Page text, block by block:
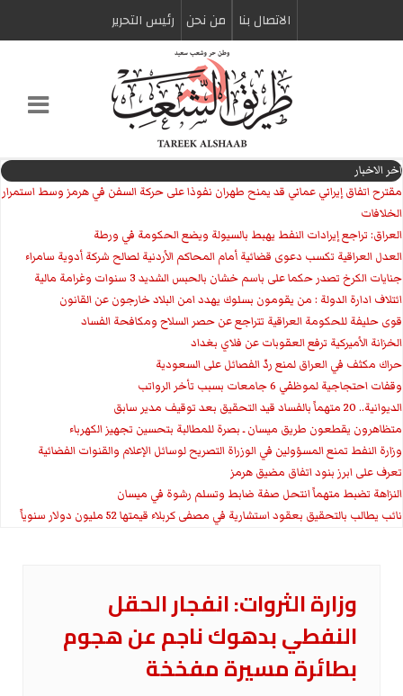
الاتصال بنا من نحن رئیس التحریر
اخر الاخبار
مقترح اتفاق إيراني عماني قد يمنح طهران نفوذا على حركة السفن في هرمز وسط استمرار
الخلافات
العراق: تراجع إيرادات النفط يهبط بالسيولة ويضع الحكومة في ورطة
العدل العراقية تكسب دعوى قضائية أمام المحاكم الأردنية لصالح شركة أدوية سامراء
جنايات الكرخ تصدر حكما على باسم خشان بالحبس الشديد 3 سنوات وغرامة مالية
ائتلاف ادارة الدولة : من يقومون بسلوك يهدد امن البلاد خارجون عن القانون
قوى حليفة للحكومة العراقية تتراجع عن حصر السلاح ومكافحة الفساد
الخزانة الأميركية ترفع العقوبات عن فلاي بغداد
حراك مكثف في العراق لمنع ردّ الفصائل على السعودية
وقفات احتجاجية لموظفي 6 جامعات بسبب تأخر الرواتب
الديوانية.. 20 متهماً بالفساد قيد التحقيق بعد توقيف مدير سابق
متظاهرون يقطعون طريق ميسان ـ بصرة للمطالبة بتحسين تجهيز الكهرباء
وزارة النفط تمنع المسؤولين في الوزراة التصريح لوسائل الإعلام والقنوات الفضائية
تعرف على ابرز بنود اتفاق مضيق هرمز
النزاهة تضبط متهماً انتحل صفة ضابط وتسلم رشوة في ميسان
نائب يطالب بالتحقيق بعقود استشارية في مصفى كربلاء قيمتها 52 مليون دولار سنوياً
وزارة الثروات: انفجار الحقل
النفطي بدهوك ناجم عن هجوم
بطائرة مسيرة مفخخة